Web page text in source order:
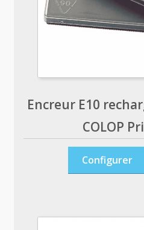
Encreur E10
COLOP
Configurer